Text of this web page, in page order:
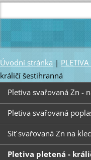
Úvodní stránka |
králičí šestihranná
Pletiva svařovaná Zn -
Pletiva svařovaná
Síť svařovaná Zn na
Pletiva pletená -